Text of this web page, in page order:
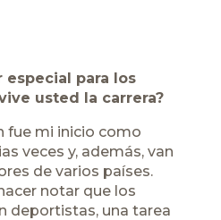
especial para los
usted la carrera?
fue mi inicio como
veces y, además, van
de varios países.
notar que los
deportistas, una tarea